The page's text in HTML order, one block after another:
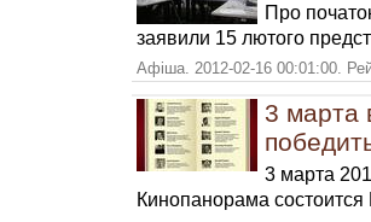
Про
заявили 15 лютого
Афіша. 2012-02-16 00:01:00.
3 марта
3 марта
Кинопанорама